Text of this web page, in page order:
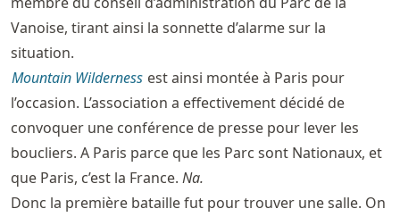
Vanoise, tirant ainsi la sonnette d’alarme sur la
situation.
Mountain Wilderness est ainsi montée à Paris pour
l’occasion. L’association a effectivement décidé de
convoquer une conférence de presse pour lever les
boucliers. A Paris parce que les Parc sont Nationaux, et
que Paris, c’est la France. Na.
Donc la première bataille fut pour trouver une salle. On